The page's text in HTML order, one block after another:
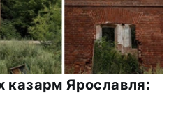
Ярославля: